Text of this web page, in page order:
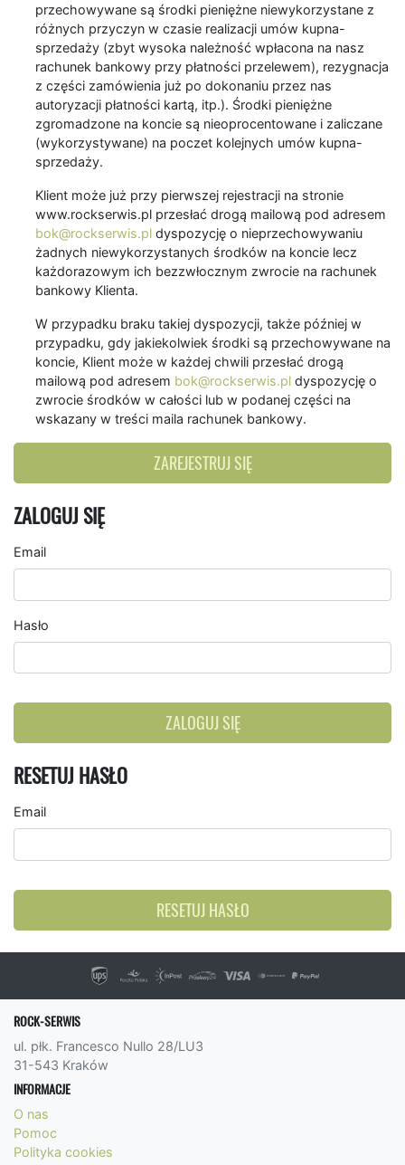
przechowywane są środki pieniężne niewykorzystane z
różnych przyczyn w czasie realizacji umów kupna-
sprzedaży (zbyt wysoka należność wpłacona na nasz
rachunek bankowy przy płatności przelewem), rezygnacja
z części zamówienia już po dokonaniu przez nas
autoryzacji płatności kartą, itp.). Środki pieniężne
zgromadzone na koncie są nieoprocentowane i zaliczane
(wykorzystywane) na poczet kolejnych umów kupna-
sprzedaży.
Klient może już przy pierwszej rejestracji na stronie
www.rockserwis.pl przesłać drogą mailową pod adresem
bok@rockserwis.pl dyspozycję o nieprzechowywaniu
żadnych niewykorzystanych środków na koncie lecz
każdorazowym ich bezzwłocznym zwrocie na rachunek
bankowy Klienta.
W przypadku braku takiej dyspozycji, także później w
przypadku, gdy jakiekolwiek środki są przechowywane na
koncie, Klient może w każdej chwili przesłać drogą
mailową pod adresem bok@rockserwis.pl dyspozycję o
zwrocie środków w całości lub w podanej części na
wskazany w treści maila rachunek bankowy.
ZAREJESTRUJ SIĘ
ZALOGUJ SIĘ
Email
Hasło
ZALOGUJ SIĘ
RESETUJ HASŁO
Email
RESETUJ HASŁO
ROCK-SERWIS
ul. płk. Francesco Nullo 28/LU3
31-543 Kraków
INFORMACJE
O nas
Pomoc
Polityka cookies